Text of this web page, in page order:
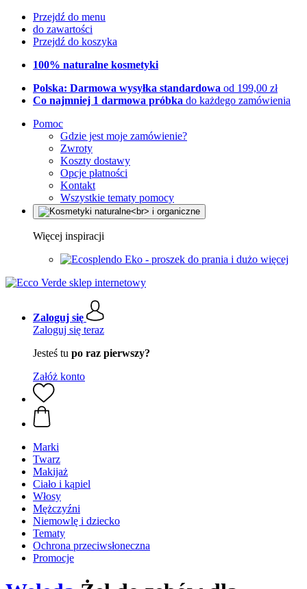
Przejdź do menu
do zawartości
Przejdź do koszyka
100% naturalne kosmetyki
Polska: Darmowa wysyłka standardowa od 199,00 zł
Co najmniej 1 darmowa próbka do każdego zamówienia
Pomoc
Gdzie jest moje zamówienie?
Zwroty
Koszty dostawy
Opcje płatności
Kontakt
Wszystkie tematy pomocy
Więcej inspiracji
Eko - proszek do prania i dużo więcej
Zaloguj się
Zaloguj się teraz
Jesteś tu po raz pierwszy?
Załóż konto
Marki
Twarz
Makijaż
Ciało i kąpiel
Włosy
Mężczyźni
Niemowlę i dziecko
Tematy
Ochrona przeciwsłoneczna
Promocje